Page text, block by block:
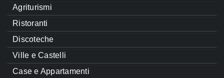
Agriturismi
Ristoranti
Discoteche
Ville e Castelli
Case e Appartamenti